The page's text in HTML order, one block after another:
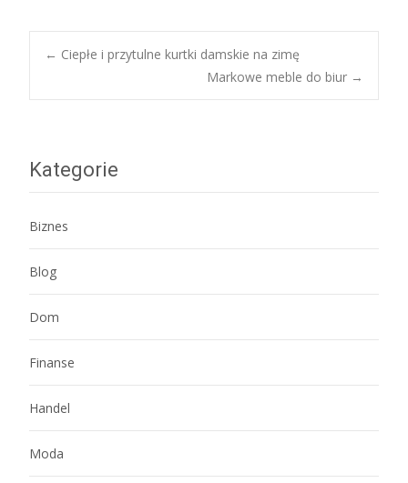
Post
← Ciepłe i przytulne kurtki damskie na zimę
Markowe meble do biur →
Kategorie
Biznes
Blog
Dom
Finanse
Handel
Moda